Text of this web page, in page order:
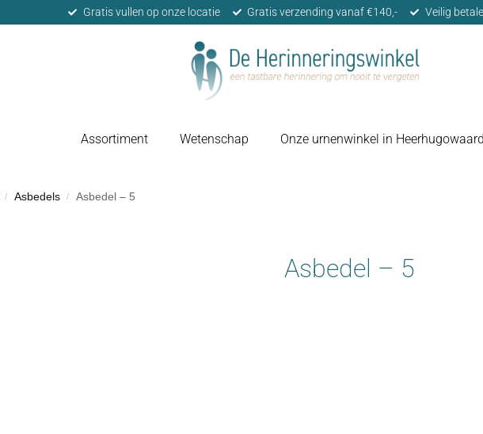
Gratis vullen op onze locatie Gratis verzending vanaf €140,- Veilig
Assortiment Wetenschap Onze urnenwinkel in Heerhugowaard
/ Asbedels / Asbedel – 5
Asbedel – 5